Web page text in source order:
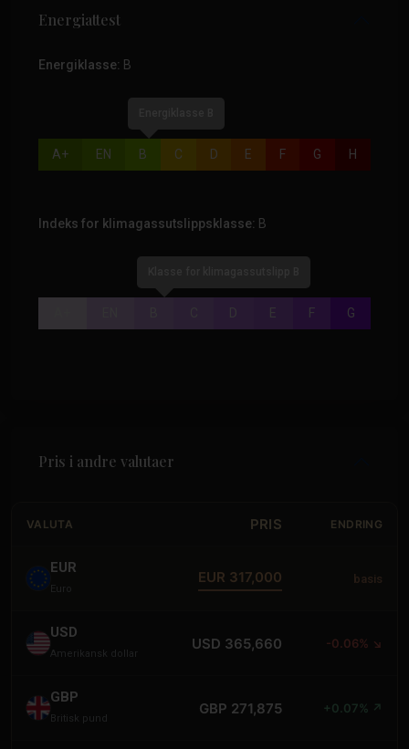
Energiattest
Energiklasse: B
A+ EN B C D E F G H
Indeks for klimagassutslippsklasse: B
D E F G
Pris i andre valutaer
VALUTA PRIS ENDRING
EUR
Euro
EUR 317,000 basis
USD
Amerikansk dollar
USD 365,660 -0.06% ↘
GBP
Britisk pund
GBP 271,875 +0.07% ↗